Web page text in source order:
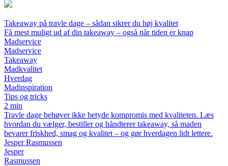
Takeaway på travle dage – sådan sikrer du høj kvalitet
Få mest muligt ud af din takeaway – også når tiden er knap
Madservice
Madservice
Takeaway
Madkvalitet
Hverdag
Madinspiration
Tips og tricks
2 min
Travle dage behøver ikke betyde kompromis med kvaliteten. Læs
hvordan du vælger, bestiller og håndterer takeaway, så maden
bevarer friskhed, smag og kvalitet – og gør hverdagen lidt lettere.
Jesper Rasmussen
Jesper
Rasmussen